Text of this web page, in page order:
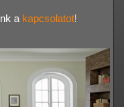
a kapcsolatot!